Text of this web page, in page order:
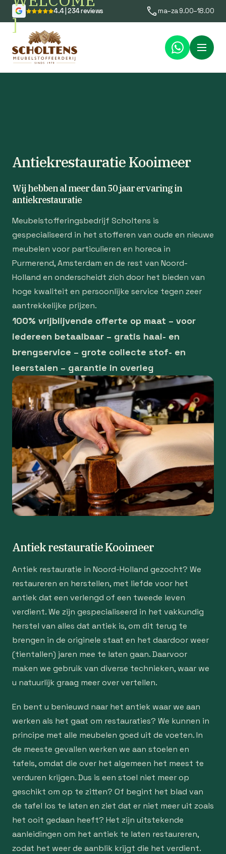
]
4.4 | 234 reviews ma–za 9.00–18.00
Menu
Antiekrestauratie Kooimeer
Wij hebben al meer dan 50 jaar ervaring in
antiekrestauratie
Meubelstofferingsbedrijf Scholtens is
gespecialiseerd in het stofferen van oude en nieuwe
meubelen voor particulieren en horeca in
Purmerend, Amsterdam en de rest van Noord-
Holland en onderscheidt zich door het bieden van
hoge kwaliteit en persoonlijke service tegen zeer
aantrekkelijke prijzen.
100% vrijblijvende offerte op maat – voor
iedereen betaalbaar – gratis haal- en
brengservice – grote collecte stof- en
leerstalen – garantie in overleg
Antiek restauratie Kooimeer
Antiek restauratie in Noord-Holland gezocht? We
restaureren en herstellen, met liefde voor het
antiek dat een verlengd of een tweede leven
verdient. We zijn gespecialiseerd in het vakkundig
herstel van alles dat antiek is, om dit terug te
brengen in de originele staat en het daardoor weer
(tientallen) jaren mee te laten gaan. Daarvoor
maken we gebruik van diverse technieken, waar we
u natuurlijk graag meer over vertellen.
En bent u benieuwd naar het antiek waar we aan
werken als het gaat om restauraties? We kunnen in
principe met alle meubelen goed uit de voeten. In
de meeste gevallen werken we aan stoelen en
tafels, omdat die over het algemeen het meest te
verduren krijgen. Dus is een stoel niet meer op
geschikt om op te zitten? Of begint het blad van
de tafel los te laten en ziet dat er niet meer uit zoals
het ooit gedaan heeft? Het zijn uitstekende
aanleidingen om het antiek te laten restaureren,
zodat het weer de aanblik krijgt die het verdient.